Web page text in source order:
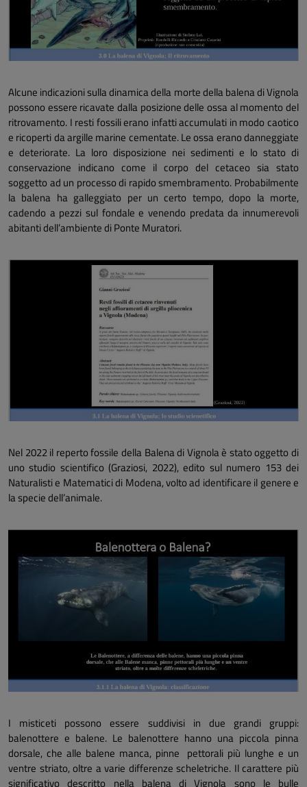
Alcune indicazioni sulla dinamica della morte della balena di Vignola
possono essere ricavate dalla posizione delle ossa al momento del
ritrovamento. I resti fossili erano infatti accumulati in modo caotico
e ricoperti da argille marine cementate. Le ossa erano danneggiate
e deteriorate. La loro disposizione nei sedimenti e lo stato di
conservazione indicano come il corpo del cetaceo sia stato
soggetto ad un processo di rapido smembramento. Probabilmente
la balena ha galleggiato per un certo tempo, dopo la morte,
cadendo a pezzi sul fondale e venendo predata da innumerevoli
abitanti dell’ambiente di Ponte Muratori.
Nel 2022 il reperto fossile della Balena di Vignola è stato oggetto di
uno studio scientifico (Graziosi, 2022), edito sul numero 153 dei
Naturalisti e Matematici di Modena, volto ad identificare il genere e
la specie dell’animale.
I misticeti possono essere suddivisi in due grandi gruppi:
balenottere e balene. Le balenottere hanno una piccola pinna
dorsale, che alle balene manca, pinne pettorali più lunghe e un
ventre striato, oltre a varie differenze scheletriche. Il carattere più
significativo descritto nella balena di Vignola sono le bulle